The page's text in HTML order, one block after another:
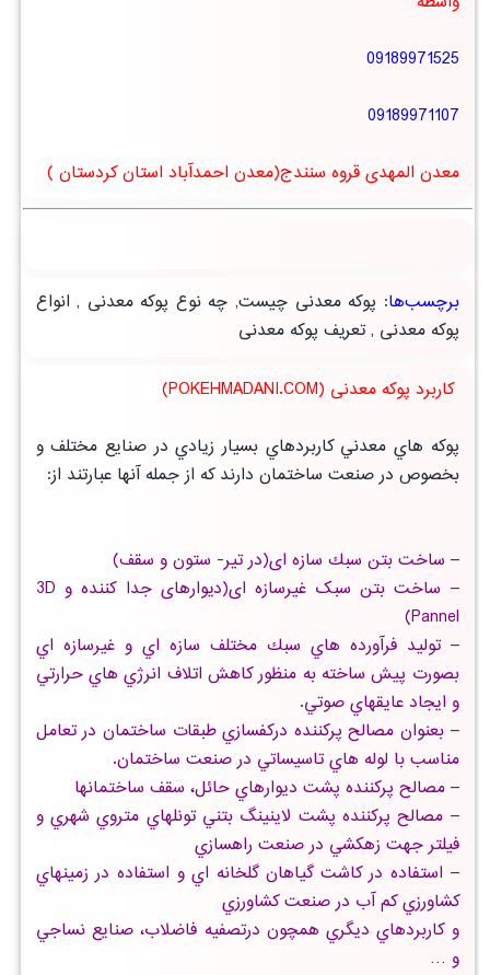
09189971525
09189971107
معدن المهدی قروه سنندج(معدن احمدآباد استان کردستان )
برچسب‌ها: پوکه معدنی چیست, چه نوع پوکه معدنی , انواع
پوکه معدنی ,تعریف پوکه معدنی
کاربرد پوکه معدنی (POKEHMADANI.COM)
پوكه هاي معدني كاربردهاي بسيار زيادي در صنايع مختلف و
بخصوص در صنعت ساختمان دارند كه از جمله آنها عبارتند از:
– ساخت بتن سبك سازه ای(در تیر- ستون و سقف)
– ساخت بتن سبک غیرسازه ای(دیوارهای جدا کننده و 3D
Pannel)
– توليد فرآورده هاي سبك مختلف سازه اي و غيرسازه اي
بصورت پيش ساخته به منظور كاهش اتلاف انرژي هاي حرارتي
و ايجاد عايقهاي صوتي.
– بعنوان مصالح پركننده دركفسازي طبقات ساختمان در تعامل
مناسب با لوله هاي تاسيساتي در صنعت ساختمان.
– مصالح پركننده پشت ديوارهاي حائل، سقف ساختمانها
– مصالح پركننده پشت لاينينگ بتني تونلهاي متروي شهري و
فيلتر جهت زهكشي در صنعت راهسازي
– استفاده در كاشت گياهان گلخانه اي و استفاده در زمينهاي
كشاورزي كم آب در صنعت كشاورزي
و كاربردهاي ديگري همچون درتصفيه فاضلاب، صنايع نساجي
و …